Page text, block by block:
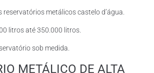
reservatórios metálicos castelo d’água.
litros até 350.000 litros.
sob medida.
METÁLICO DE ALTA